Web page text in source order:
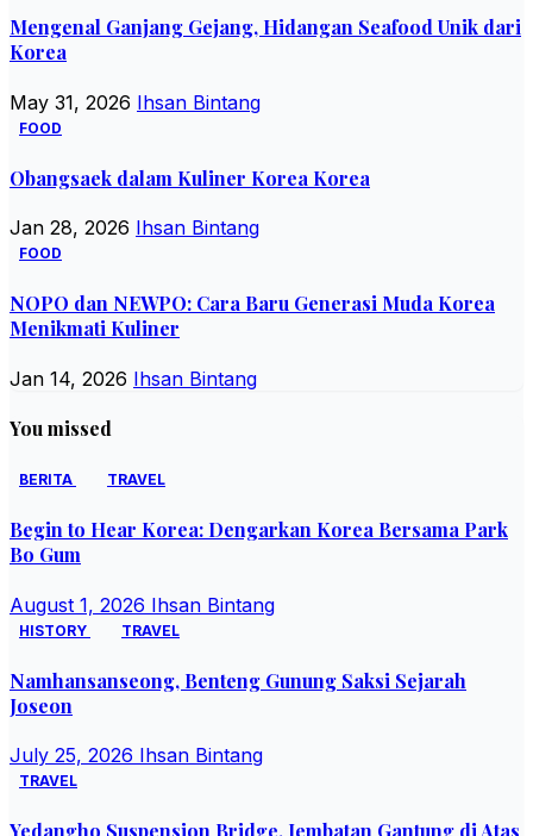
Mengenal Ganjang Gejang, Hidangan Seafood Unik dari
Korea
May 31, 2026 Ihsan Bintang
FOOD
Obangsaek dalam Kuliner Korea Korea
Jan 28, 2026 Ihsan Bintang
FOOD
NOPO dan NEWPO: Cara Baru Generasi Muda Korea
Menikmati Kuliner
Jan 14, 2026 Ihsan Bintang
You missed
BERITA TRAVEL
Begin to Hear Korea: Dengarkan Korea Bersama Park
Bo Gum
August 1, 2026 Ihsan Bintang
HISTORY TRAVEL
Namhansanseong, Benteng Gunung Saksi Sejarah
Joseon
July 25, 2026 Ihsan Bintang
TRAVEL